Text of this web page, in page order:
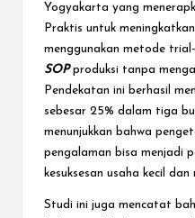
Yogyakarta yang
Praktis untuk
menggunakan metode
SOP produksi tanpa
Pendekatan ini berhasil
sebesar 25% dalam tiga
menunjukkan bahwa
pengalaman bisa menjadi
kesuksesan usaha kecil dan
Studi ini juga mencatat